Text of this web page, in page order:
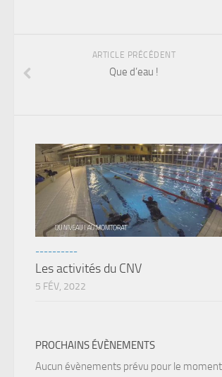
ARTICLE PRÉCÉDENT
Que d’eau !
----------
Les activités du CNV
5 FÉV, 2022
PROCHAINS ÉVÈNEMENTS
Aucun évènements prévu pour le